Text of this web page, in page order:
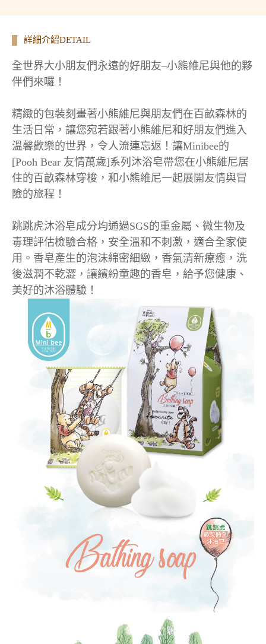
詳細介紹DETAIL
全世界大小朋友們永遠的好朋友–小熊維尼與他的夥
伴們來囉！
精緻的包裝刻畫著小熊維尼與朋友們在百畝森林的
生活日常，讓您宛若跟著小熊維尼和好朋友們進入
溫馨歡樂的世界，令人流連忘返！讓Minibee的
[Pooh Bear 友情萬歲]系列沐浴皂帶您在小熊維尼居
住的百畝森林穿梭，和小熊維尼一起展開友情與冒
險的旅程！
跳跳虎沐浴皂成分均通過SGS的重金屬、微生物及
毒理評估檢驗合格，安全溫和不刺激，適合全家使
用。香皂產生的泡沫綿密細緻，香氣清新療癒，洗
後滋潤不乾澀，讓繽紛童趣的香皂，給予您健康、
美好的沐浴體驗！